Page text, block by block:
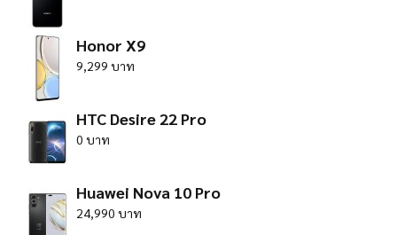
Honor X9
9,299 บาท
HTC Desire 22 Pro
0 บาท
Huawei Nova 10 Pro
24,990 บาท